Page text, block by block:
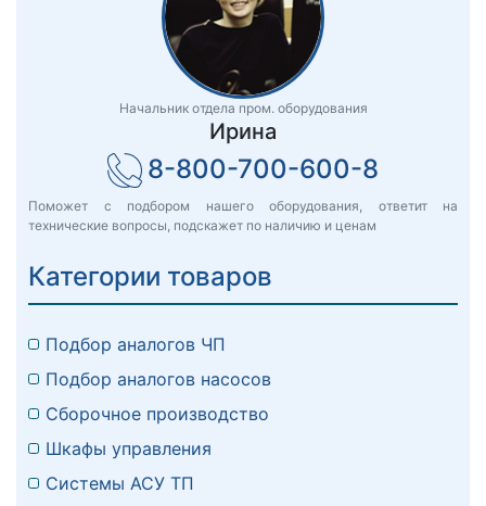
Начальник отдела пром. оборудования
Ирина
8-800-700-600-8
Поможет с подбором нашего оборудования, ответит на
технические вопросы, подскажет по наличию и ценам
Категории товаров
Подбор аналогов ЧП
Подбор аналогов насосов
Сборочное производство
Шкафы управления
Системы АСУ ТП